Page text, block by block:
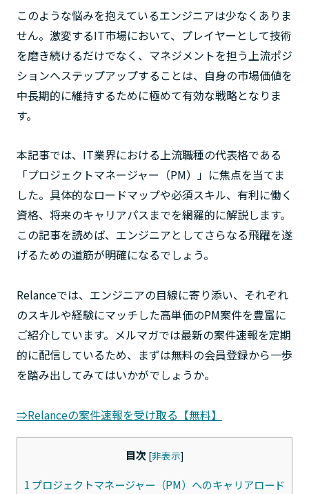
このような悩みを抱えているエンジニアは少なくありま
せん。激変するIT市場において、プレイヤーとして技術
を磨き続けるだけでなく、マネジメントを担う上流ポジ
ションへステップアップすることは、自身の市場価値を
中長期的に維持するために極めて有効な戦略となりま
す。
本記事では、IT業界における上流職種の代表格である
「プロジェクトマネージャー（PM）」に焦点を当てま
した。具体的なロードマップや必須スキル、有利に働く
資格、将来のキャリアパスまでを網羅的に解説します。
この記事を読めば、エンジニアとしてさらなる飛躍を遂
げるための道筋が明確になるでしょう。
Relanceでは、エンジニアの目線に寄り添い、それぞれ
のスキルや経験にマッチした高単価のPM案件を豊富に
ご紹介しています。メルマガでは最新の案件速報を定期
的に配信しているため、まずは無料の会員登録から一歩
を踏み出してみてはいかがでしょうか。
⇒Relanceの案件速報を受け取る【無料】
目次 [非表示]
1 プロジェクトマネージャー（PM）へのキャリアロード